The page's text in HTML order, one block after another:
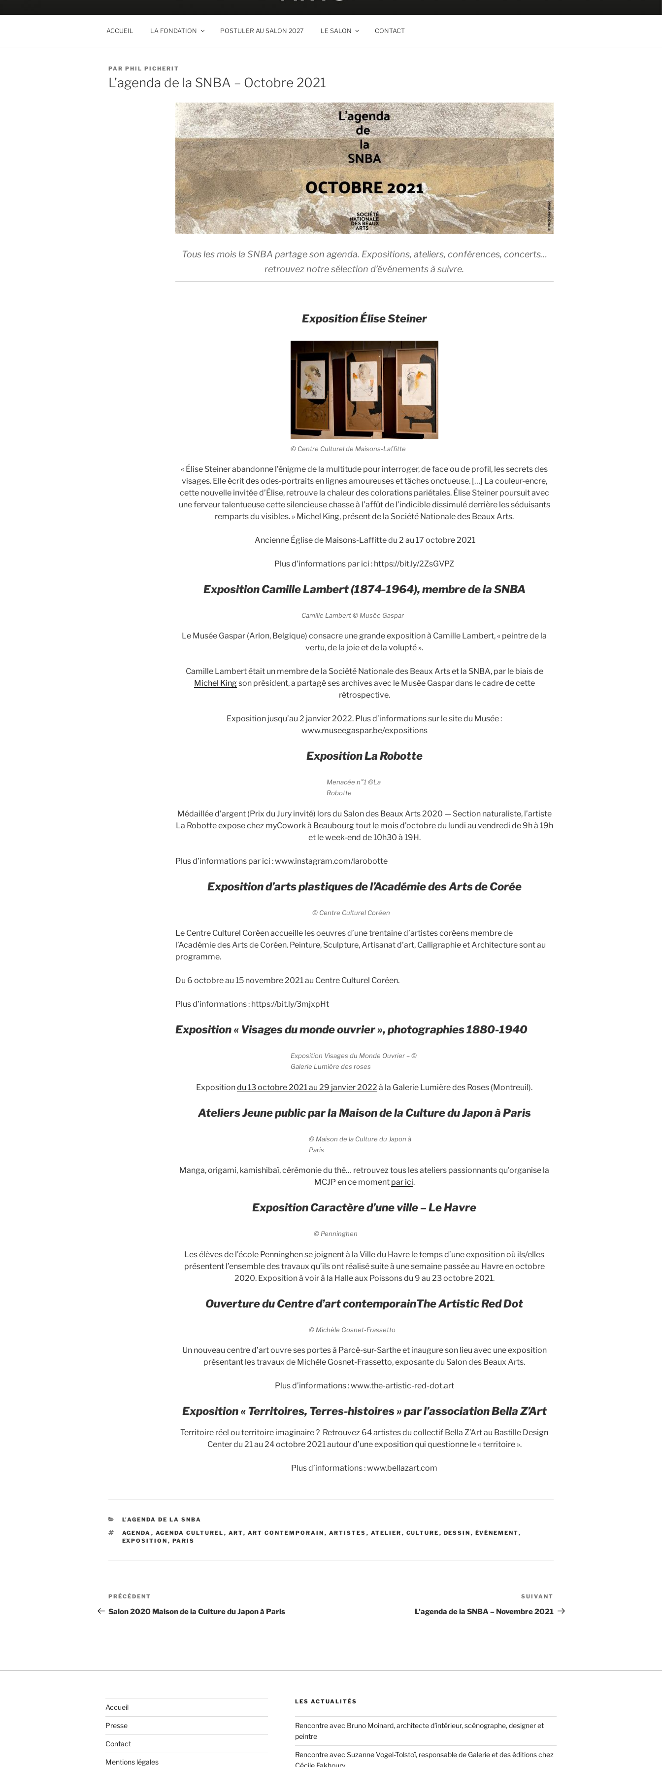
au
SALON DES BEAUX ARTS
Le Salon historique de la Fondation Nationale des Beaux Arts
ACCUEIL LA FONDATION POSTULER AU SALON 2027 LE SALON CONTACT
PUBLIÉ
LE
PAR PHIL PICHERIT
L’agenda de la SNBA – Octobre 2021
Tous les mois la SNBA partage son agenda. Expositions, ateliers, conférences, concerts…
retrouvez notre sélection d’événements à suivre.
Exposition Élise Steiner
© Centre Culturel de Maisons-Laffitte
« Élise Steiner abandonne l’énigme de la multitude pour interroger, de face ou de profil, les secrets des
visages. Elle écrit des odes-portraits en lignes amoureuses et tâches onctueuse. […] La couleur-encre,
cette nouvelle invitée d’Élise, retrouve la chaleur des colorations pariétales. Élise Steiner poursuit avec
une ferveur talentueuse cette silencieuse chasse à l’affût de l’indicible dissimulé derrière les séduisants
remparts du visibles. » Michel King, présent de la Société Nationale des Beaux Arts.
Ancienne Église de Maisons-Laffitte du 2 au 17 octobre 2021
Plus d’informations par ici : https://bit.ly/2ZsGVPZ
Exposition Camille Lambert (1874-1964), membre de la SNBA
Camille Lambert © Musée Gaspar
Le Musée Gaspar (Arlon, Belgique) consacre une grande exposition à Camille Lambert, « peintre de la
vertu, de la joie et de la volupté ».
Camille Lambert était un membre de la Société Nationale des Beaux Arts et la SNBA, par le biais de
Michel Kingson président, a partagé ses archives avec le Musée Gaspar dans le cadre de cette
rétrospective.
Exposition jusqu’au 2 janvier 2022. Plus d’informations sur le site du Musée :
www.museegaspar.be/expositions
Exposition La Robotte
Menacée n°1 ©La
Robotte
Médaillée d’argent (Prix du Jury invité) lors du Salon des Beaux Arts 2020 — Section naturaliste, l’artiste
La Robotte expose chez myCowork à Beaubourg tout le mois d’octobre du lundi au vendredi de 9h à 19h
et le week-end de 10h30 à 19H.
Plus d’informations par ici : www.instagram.com/larobotte
Exposition d’arts plastiques de l’Académie des Arts de Corée
© Centre Culturel Coréen
Le Centre Culturel Coréen accueille les oeuvres d’une trentaine d’artistes coréens membre de
l’Académie des Arts de Coréen. Peinture, Sculpture, Artisanat d’art, Calligraphie et Architecture sont au
programme.
Du 6 octobre au 15 novembre 2021 au Centre Culturel Coréen.
Plus d’informations : https://bit.ly/3mjxpHt
Exposition « Visages du monde ouvrier », photographies 1880-1940
Exposition Visages du Monde Ouvrier – ©
Galerie Lumière des roses
Expositiondu 13 octobre 2021 au 29 janvier 2022 à la Galerie Lumière des Roses (Montreuil).
Ateliers Jeune public par la Maison de la Culture du Japon à Paris
© Maison de la Culture du Japon à
Paris
Manga, origami, kamishibaï, cérémonie du thé… retrouvez tous les ateliers passionnants qu’organise la
MCJP en ce moment par ici.
Exposition Caractère d’une ville – Le Havre
© Penninghen
Les élèves de l’école Penninghen se joignent à la Ville du Havre le temps d’une exposition où ils/elles
présentent l’ensemble des travaux qu’ils ont réalisé suite à une semaine passée au Havre en octobre
2020. Exposition à voir à la Halle aux Poissons du 9 au 23 octobre 2021.
Ouverture du Centre d’art contemporainThe Artistic Red Dot
© Michèle Gosnet-Frassetto
Un nouveau centre d’art ouvre ses portes à Parcé-sur-Sarthe et inaugure son lieu avec une exposition
présentant les travaux de Michèle Gosnet-Frassetto, exposante du Salon des Beaux Arts.
Plus d’informations : www.the-artistic-red-dot.art
Exposition « Territoires, Terres-histoires » par l’association Bella Z’Art
Territoire réel ou territoire imaginaire ? Retrouvez 64 artistes du collectif Bella Z’Art au Bastille Design
Center du 21 au 24 octobre 2021 autour d’une exposition qui questionne le « territoire ».
Plus d’informations : www.bellazart.com
CATÉGORIES
L'AGENDA DE LA SNBA
ÉTIQUETTES
AGENDA , AGENDA CULTUREL , ART, ART CONTEMPORAIN , ARTISTES , ATELIER , CULTURE , DESSIN , ÉVÉNEMENT,
EXPOSITION , PARIS
Navigation
de
Article
précédent
PRÉCÉDENT
Salon 2020 Maison de la Culture du Japon à Paris
suivant
SUIVANT
L’agenda de la SNBA – Novembre 2021
Accueil
Presse
Contact
Mentions légales
LES ACTUALITÉS
Rencontre avec Bruno Moinard, architecte d’intérieur, scénographe, designer et
peintre
Rencontre avec Suzanne Vogel-Tolstoï, responsable de Galerie et des éditions chez
Cécile Fakhoury